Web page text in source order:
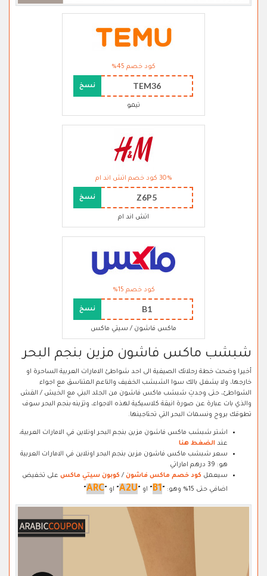
كود خصم 45%
TEM36 نسخ
تيمو
30% كود خصم اتش اند ام
Z6P5 نسخ
اتش اند ام
كود خصم 15%
B1 نسخ
ماكس فاشون / سيتي ماكس
شبشب ماكس فاشون مزين بنجم البحر
أخيرا وضحت خطة رحلاتك الصيفية الى احد شواطئ الامارات العربية الساحرة او
خارجها، ولا يشغل بالك سوا الشبشب الخفيف والناعم المتناسق مع اجواء
الشواطئ، حتى وجدتِ شبشب ماكس فاشون من الجلد البني مع الخيش / القش
والذي بات عبارة عن صورة انيقة كلاسيكية لهذه الاجواء، وتزينه بنجم البحر سوف
تطوقك بروح ونسمات البحر التي تحتاجينها.
اشتر شبشب ماكس فاشون مزين بنجم البحر اونلاين في الامارات العربية،
عند الضغط هنا
سعر شبشب ماكس فاشون مزين بنجم البحر اونلاين في الامارات العربية
هو: 39 درهم اماراتي
سيعمل كود خصم ماكس فاشون / كوبون سيتي ماكس على تخفيض
اضافي حتى 15% وهو:
"
B1
" او "
A2U
" او "
ARC
"